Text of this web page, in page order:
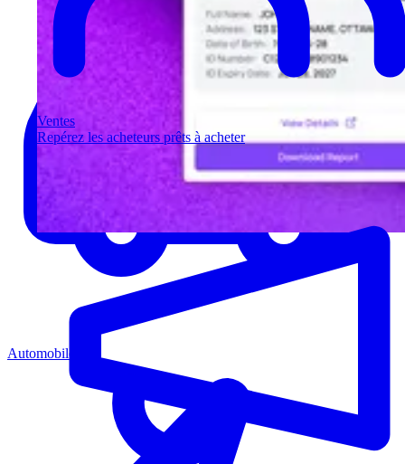
Ventes
Repérez les acheteurs prêts à acheter
Automobile